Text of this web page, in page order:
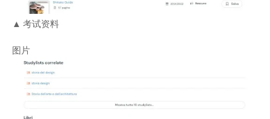
▲ 考试资料
图片